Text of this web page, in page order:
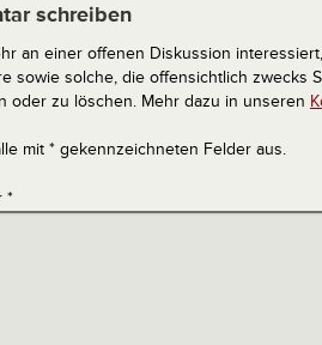
schreiben
an einer offenen Diskussion
sowie solche, die offensichtlich zwecks
oder zu löschen. Mehr dazu in unseren
mit * gekennzeichneten Felder aus.
*